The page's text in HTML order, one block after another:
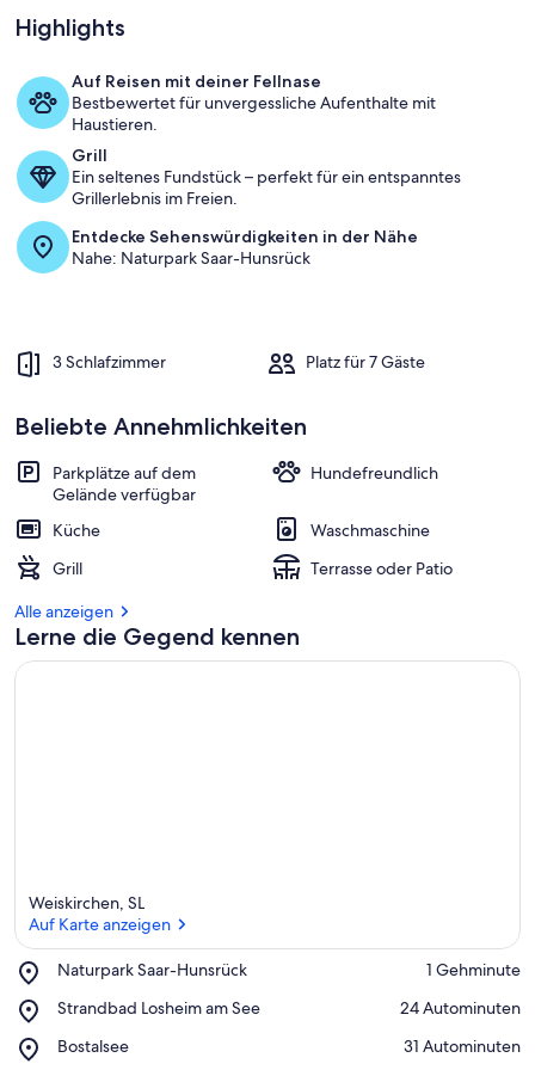
Wäldchen
Highlights
Auf Reisen mit deiner Fellnase
Bestbewertet für unvergessliche Aufenthalte mit
Haustieren.
Grill
Ein seltenes Fundstück – perfekt für ein entspanntes
Grillerlebnis im Freien.
Entdecke Sehenswürdigkeiten in der Nähe
Nahe: Naturpark Saar-Hunsrück
3 Schlafzimmer Platz für 7 Gäste
Beliebte Annehmlichkeiten
Parkplätze auf dem
Gelände verfügbar
Hundefreundlich
Küche
Waschmaschine
Grill
Terrasse oder Patio
Alle anzeigen
Lerne die Gegend kennen
Weiskirchen, SL
Auf Karte anzeigen
Naturpark Saar-Hunsrück
Place,
Saar-
‪1 Gehminute‬
Strandbad Losheim am See
Place,
Losheim
‪24 Autominuten‬
Bostalsee
Place,
‪31 Autominuten‬